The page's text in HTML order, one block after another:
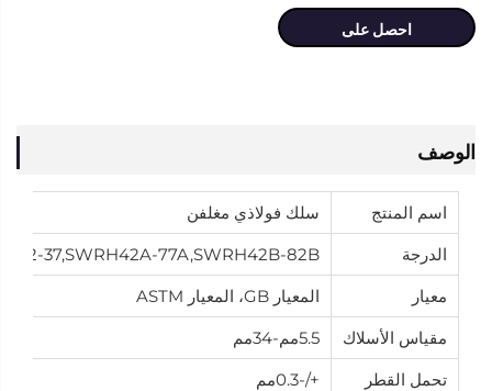
احصل على
الوصف
اسم المنتج
سلك فولاذي مغلفن
الدرجة
37,SWRH42A-77A,SWRH42B-82B
معيار
المعيار GB، المعيار ASTM
مقياس الأسلاك
5.5مم-34مم
تحمل القطر
+/-0.3مم